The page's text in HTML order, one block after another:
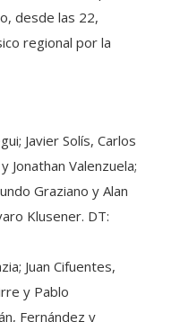
desde las 22,
regional por la
Javier Solís, Carlos
Jonathan Valenzuela;
Graziano y Alan
Klusener. DT:
Juan Cifuentes,
y Pablo
Fernández y